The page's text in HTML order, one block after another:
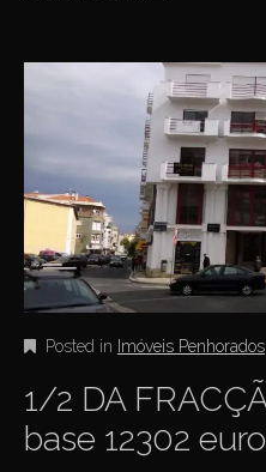
Posted in Imóveis Penhorados
1/2 DA
base 12302